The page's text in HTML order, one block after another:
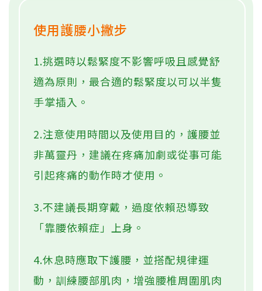
使用護腰小撇步
1.挑選時以鬆緊度不影響呼吸且感覺舒
適為原則，最合適的鬆緊度以可以半隻
手掌插入。
2.注意使用時間以及使用目的，護腰並
非萬靈丹，建議在疼痛加劇或從事可能
引起疼痛的動作時才使用。
3.不建議長期穿戴，過度依賴恐導致
「靠腰依賴症」上身。
4.休息時應取下護腰，並搭配規律運
動，訓練腰部肌肉，增強腰椎周圍肌肉